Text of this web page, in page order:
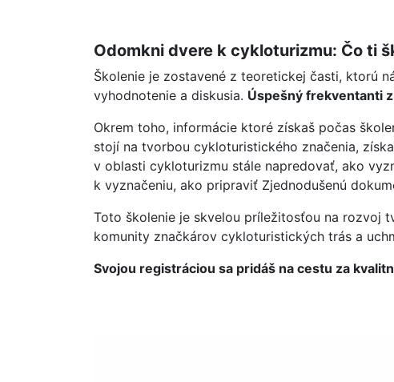
Odomkni dvere k cykloturizmu: Čo ti
Školenie je zostavené z teoretickej časti, ktorú
vyhodnotenie a diskusia. Úspešný frekventanti
Okrem toho, informácie ktoré získaš počas
stojí na tvorbou cykloturistického značenia,
v oblasti cykloturizmu stále napredovať, ako
k vyznačeniu, ako pripraviť Zjednodušenú
Toto školenie je skvelou príležitosťou na rozvoj
komunity značkárov cykloturistických trás a
Svojou registráciou sa pridáš na cestu za